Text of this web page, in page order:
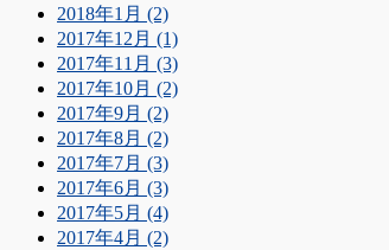
2018年1月 (2)
2017年12月 (1)
2017年11月 (3)
2017年10月 (2)
2017年9月 (2)
2017年8月 (2)
2017年7月 (3)
2017年6月 (3)
2017年5月 (4)
2017年4月 (2)